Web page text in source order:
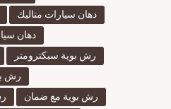
دهان سيارات متاليك
دهان
رش بوية سبكترومتر
رش
رش بوية مع ضمان